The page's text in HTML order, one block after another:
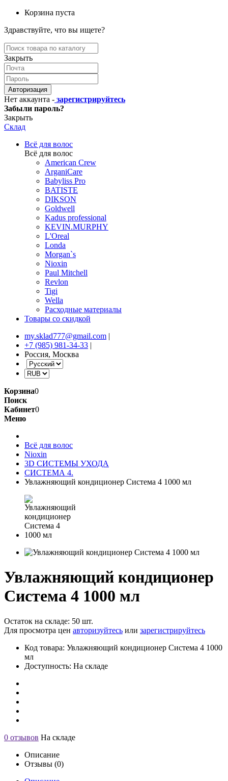
Корзина пуста
Здравствуйте, что вы ищете?
Закрыть
Авторизация
Нет аккаунта - зарегистрируйтесь
Забыли пароль?
Закрыть
Склад
Всё для волос
Всё для волос
American Crew
ArganiCare
Babyliss Pro
BATISTE
DIKSON
Goldwell
Kadus professional
KEVIN.MURPHY
L'Oreal
Londa
Morgan`s
Nioxin
Paul Mitchell
Revlon
Tigi
Wella
Расходные материалы
Товары со скидкой
my.sklad777@gmail.com |
+7 (985) 981-34-33 |
Россия, Москва
Корзина0
Поиск
Кабинет0
Меню
Всё для волос
Nioxin
3D СИСТЕМЫ УХОДА
СИСТЕМА 4.
Увлажняющий кондиционер Cистема 4 1000 мл
Увлажняющий кондиционер
Cистема 4 1000 мл
Остаток на складе: 50 шт.
Для просмотра цен авторизуйтесь или зарегистрируйтесь
Код товара: Увлажняющий кондиционер Cистема 4 1000
мл
Доступность: На складе
0 отзывов На складе
Описание
Отзывы (0)